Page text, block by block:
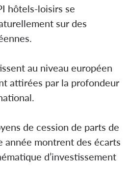
hôtels-loisirs se
sur des
au niveau européen
attirées par la profondeur
de cession de parts de
année montrent des écarts
d’investissement